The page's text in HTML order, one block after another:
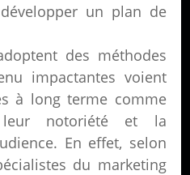
un plan de
des méthodes
impactantes voient
à long terme comme
leur notoriété et la
En effet, selon
du marketing